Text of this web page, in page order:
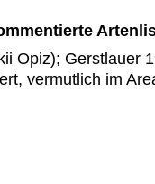
Opiz); Gerstlauer
vermutlich im